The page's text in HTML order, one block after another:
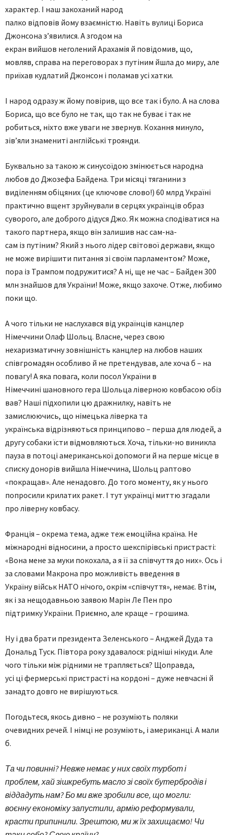
характер. І наш закоханий народ
палко відповів йому взаємністю. Навіть вулиці Бориса
Джонсона з’явилися. А згодом на
екран вийшов неголений Арахамія й повідомив, що,
мовляв, справа на переговорах з путіним йшла до миру, але
приїхав кудлатий Джонсон і поламав усі хатки.
І народ одразу ж йому повірив, що все так і було. А на слова
Бориса, що все було не так, що так не буває і так не
робиться, ніхто вже уваги не звернув. Кохання минуло,
зів’яли знамениті англійські троянди.
Буквально за такою ж синусоїдою змінюється народна
любов до Джозефа Байдена. Три місяці тяганини з
виділенням обіцяних (це ключове слово!) 60 млрд Україні
практично вщент зруйнували в серцях українців образ
суворого, але доброго дідуся Джо. Як можна сподіватися на
такого партнера, якщо він залишив нас сам-на-
сам із путіним? Який з нього лідер світової держави, якщо
не може вирішити питання зі своїм парламентом? Може,
пора із Трампом подружитися? А ні, ще не час – Байден 300
млн знайшов для України! Може, якщо захоче. Отже, любимо
поки що.
А чого тільки не наслухався від українців канцлер
Німеччини Олаф Шольц. Власне, через свою
нехаризматичну зовнішність канцлер на любов наших
співгромадян особливо й не претендував, але хоча б – на
повагу! А яка повага, коли посол України в
Німеччині шановного гера Шольца ліверною ковбасою обіз
вав? Наші підхопили цю дражнилку, навіть не
замислюючись, що німецька ліверка та
українська відрізняються принципово – перша для людей, а
другу собаки їсти відмовляються. Хоча, тільки-но виникла
пауза в потоці американської допомоги й на перше місце в
списку донорів вийшла Німеччина, Шольц раптово
«покращав». Але ненадовго. До того моменту, як у нього
попросили крилатих ракет. І тут українці миттю згадали
про ліверну ковбасу.
Франція – окрема тема, адже теж емоційна країна. Не
міжнародні відносини, а просто шекспірівські пристрасті:
«Вона мене за муки покохала, а я її за співчуття до них». Ось і
за словами Макрона про можливість введення в
Україну військ НАТО нічого, окрім «співчуття», немає. Втім,
як і за нещодавньою заявою Марін Ле Пен про
підтримку України. Приємно, але краще – грошима.
Ну і два брати президента Зеленського – Анджей Дуда та
Дональд Туск. Півтора року здавалося: рідніші нікуди. Але
чого тільки між рідними не трапляється? Щоправда,
усі ці фермерські пристрасті на кордоні – дуже невчасні й
занадто довго не вирішуються.
Погодьтеся, якось дивно – не розуміють поляки
очевидних речей. І німці не розуміють, і американці. А мали
б.
Та чи повинні? Невже немає у них своїх турбот і
проблем, хай зішкребуть масло зі своїх бутербродів і
віддадуть нам? Бо ми вже зробили все, що могли:
воєнну економіку запустили, армію реформували,
красти припинили. Зрештою, ми ж їх захищаємо! Чи